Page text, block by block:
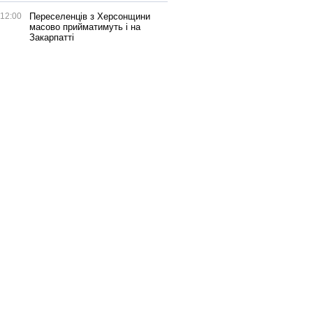
12:00
Переселенців з Херсонщини
масово прийматимуть і на
Закарпатті